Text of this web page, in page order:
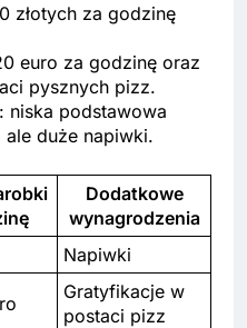
złotych za godzinę
euro za godzinę oraz
pysznych pizz.
niska podstawowa
duże napiwki.
Dodatkowe
wynagrodzenia
Napiwki
Gratyfikacje w
postaci pizz